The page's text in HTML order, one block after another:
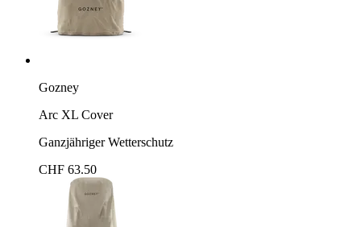
Gozney
Arc XL Cover
Ganzjähriger Wetterschutz
CHF 63.50